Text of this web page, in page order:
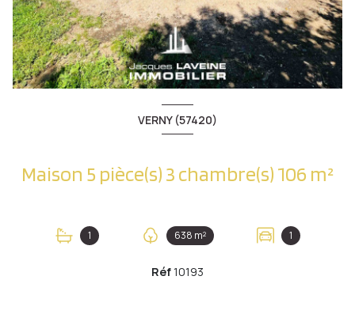
VERNY (57420)
Maison 5 pièce(s) 3 chambre(s) 106 m²
1 638 m² 1
Réf10193